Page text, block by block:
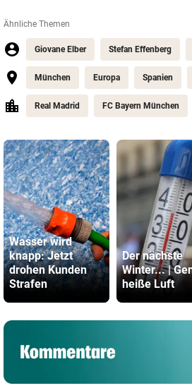
Ähnliche Themen
Giovane Elber Stefan Effenberg
München Europa Spanien
Real Madrid FC Bayern München
Wasser wird
knapp: Jetzt
drohen Kunden
Strafen
Der nächste
Winter... |
heiße Luft